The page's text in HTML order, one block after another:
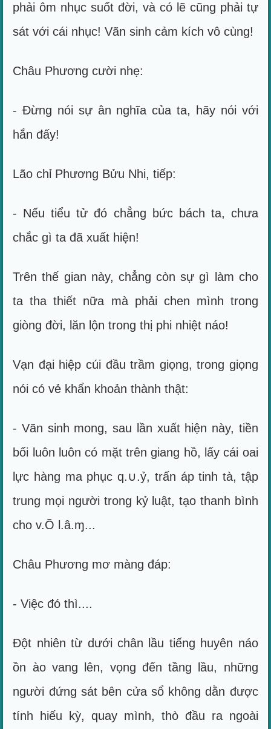
phải ôm nhục suốt đời, và có lẽ cũng phải tự
sát với cái nhục! Vãn sinh cảm kích vô cùng!
Châu Phương cười nhẹ:
- Đừng nói sự ân nghĩa của ta, hãy nói với
hắn đấy!
Lão chỉ Phương Bửu Nhi, tiếp:
- Nếu tiểu tử đó chẳng bức bách ta, chưa
chắc gì ta đã xuất hiện!
Trên thế gian này, chẳng còn sự gì làm cho
ta tha thiết nữa mà phải chen mình trong
giòng đời, lăn lộn trong thị phi nhiệt náo!
Vạn đại hiệp cúi đầu trầm giọng, trong giọng
nói có vẻ khẩn khoản thành thật:
- Vãn sinh mong, sau lần xuất hiện này, tiền
bối luôn luôn có mặt trên giang hồ, lấy cái oai
lực hàng ma phục q.∪.ỷ, trấn áp tinh tà, tập
trung mọi người trong kỷ luật, tạo thanh bình
cho v.Õ l.â.ɱ...
Châu Phương mơ màng đáp:
- Việc đó thì....
Đột nhiên từ dưới chân lầu tiếng huyên náo
ồn ào vang lên, vọng đến tầng lầu, những
người đứng sát bên cửa sổ không dằn được
tính hiếu kỳ, quay mình, thò đầu ra ngoài